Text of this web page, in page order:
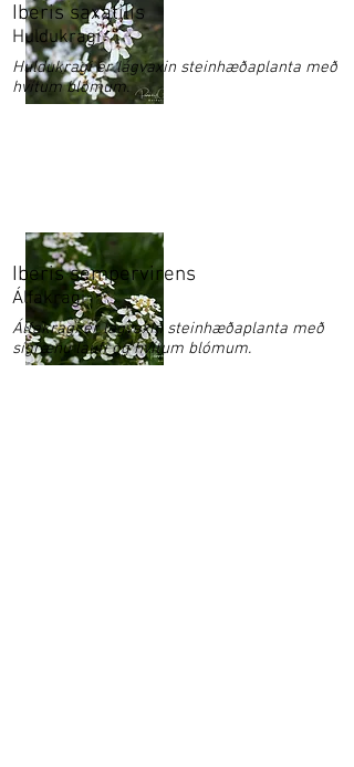
Huldukragi
Iberis saxatilis
Huldukragi er lágvaxin steinhæðaplanta með
hvítum blómum.
Álfakragi
Iberis sempervirens
Álfakragi er lágvaxin steinhæðaplanta með
sígrænu laufi og hvítum blómum.